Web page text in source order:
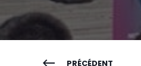
PRÉCÉDENT